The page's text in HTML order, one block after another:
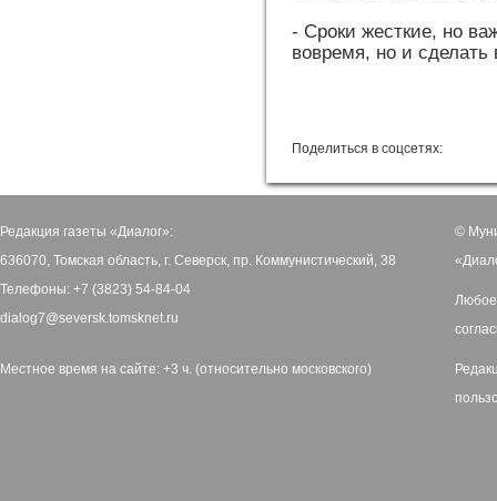
- Сроки жесткие, но
вовремя, но и сделать
Поделиться в соцсетях:
Редакция газеты «Диалог»:
636070, Томская область, г. Северск, пр. Коммунистический, 38
Телефоны: +7 (3823) 54-84-04
dialog7@seversk.tomsknet.ru
Местное время на сайте: +3 ч. (относительно московского)
©
Любое